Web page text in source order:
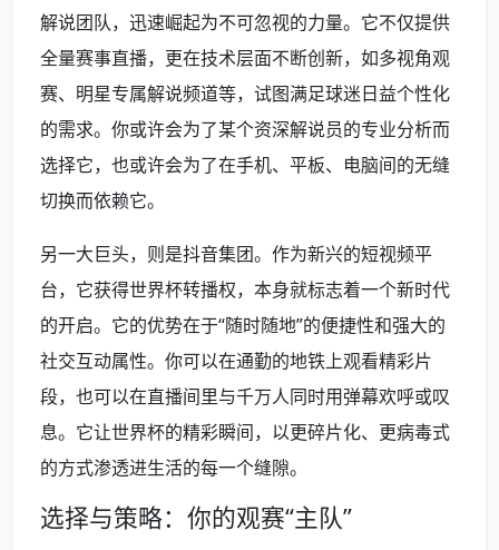
解说团队，迅速崛起为不可忽视的力量。它不仅提供
全量赛事直播，更在技术层面不断创新，如多视角观
赛、明星专属解说频道等，试图满足球迷日益个性化
的需求。你或许会为了某个资深解说员的专业分析而
选择它，也或许会为了在手机、平板、电脑间的无缝
切换而依赖它。
另一大巨头，则是抖音集团。作为新兴的短视频平
台，它获得世界杯转播权，本身就标志着一个新时代
的开启。它的优势在于“随时随地”的便捷性和强大的
社交互动属性。你可以在通勤的地铁上观看精彩片
段，也可以在直播间里与千万人同时用弹幕欢呼或叹
息。它让世界杯的精彩瞬间，以更碎片化、更病毒式
的方式渗透进生活的每一个缝隙。
选择与策略：你的观赛“主队”